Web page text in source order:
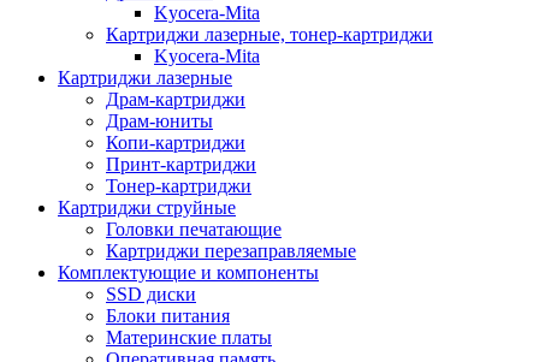
Kyocera-Mita
Картриджи лазерные, тонер-картриджи
Kyocera-Mita
Картриджи лазерные
Драм-картриджи
Драм-юниты
Копи-картриджи
Принт-картриджи
Тонер-картриджи
Картриджи струйные
Головки печатающие
Картриджи перезаправляемые
Комплектующие и компоненты
SSD диски
Блоки питания
Материнские платы